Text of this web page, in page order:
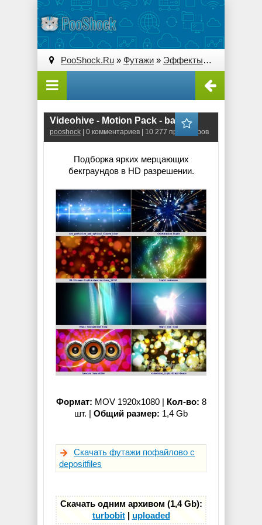
PooShock.Ru » Футажи » Эффекты» Videohive -
Videohive - Motion Pack - backs1
pooshock | 0 комментариев | 10 277 просмотров
Подборка ярких мерцающих
бекграундов в HD разрешении.
Формат: MOV 1920x1080 | Кол-во: 8
шт. | Общий размер: 1,4 Gb
Скачать футажи пофайлово с
depositfiles
Скачать одним архивом (1,4 Gb):
turbobit| uploaded